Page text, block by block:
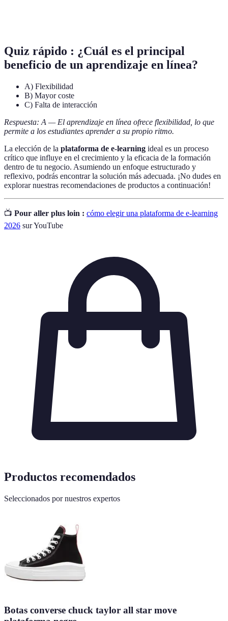
Quiz rápido : ¿Cuál es el principal
beneficio de un aprendizaje en línea?
A) Flexibilidad
B) Mayor coste
C) Falta de interacción
Respuesta: A — El aprendizaje en línea ofrece flexibilidad, lo que
permite a los estudiantes aprender a su propio ritmo.
La elección de la plataforma de e-learning ideal es un proceso
crítico que influye en el crecimiento y la eficacia de la formación
dentro de tu negocio. Asumiendo un enfoque estructurado y
reflexivo, podrás encontrar la solución más adecuada. ¡No dudes en
explorar nuestras recomendaciones de productos a continuación!
📺 Pour aller plus loin : cómo elegir una plataforma de e-learning
2026 sur YouTube
Productos recomendados
Seleccionados por nuestros expertos
Botas converse chuck taylor all star move